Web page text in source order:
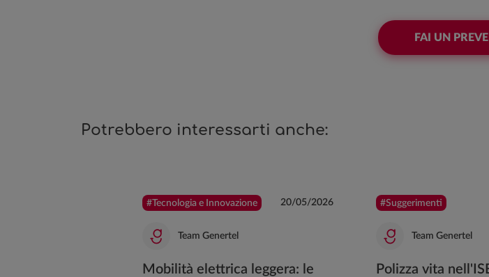
FAI UN
Potrebbero interessarti anche:
#Tecnologia e Innovazione 20/05/2026
Team Genertel
Mobilità elettrica leggera: le
#Suggerimenti
Team Genertel
Polizza vita